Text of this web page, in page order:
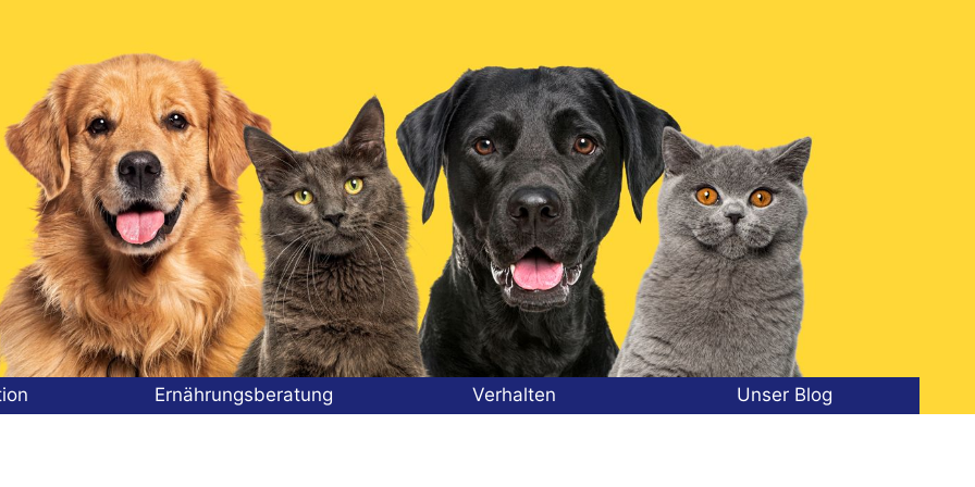
Ernährungsberatung Verhalten Unser Blog